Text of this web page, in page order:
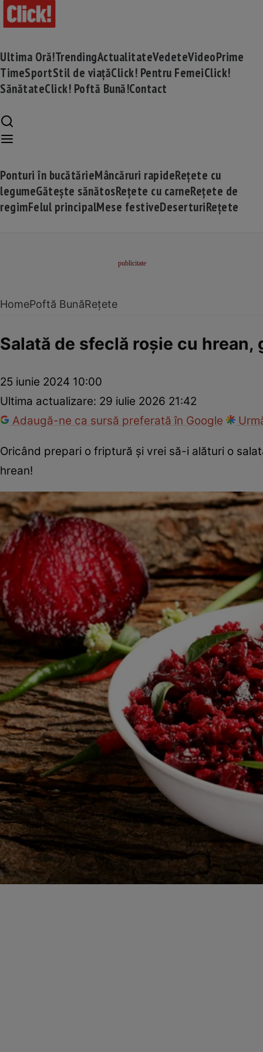
Ultima Oră!TrendingActualitateVedeteVideoPrime
TimeSportStil de viațăClick! Pentru FemeiClick!
SănătateClick! Poftă Bună!Contact
Ponturi în bucătărieMâncăruri rapideRețete cu
legumeGătește sănătosRețete cu carneRețete de
regimFelul principalMese festiveDeserturiRețete
HomePoftă BunăRețete
Salată de sfeclă roșie cu
25 iunie 2024 10:00
Ultima actualizare: 29 iulie 2026 21:42
Adaugă-ne ca sursă preferată în Google
Oricând prepari o friptură şi vrei să-i alături o
hrean!